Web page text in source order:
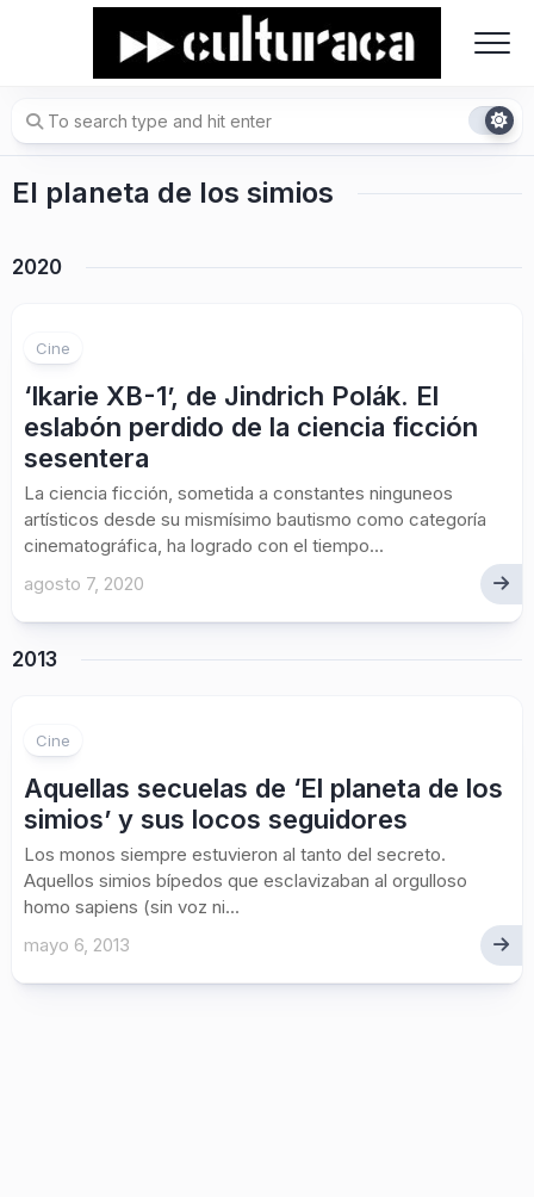
El planeta de los simios
2020
Cine
‘Ikarie XB-1’, de Jindrich Polák. El
eslabón perdido de la ciencia ficción
sesentera
La ciencia ficción, sometida a constantes ninguneos
artísticos desde su mismísimo bautismo como categoría
cinematográfica, ha logrado con el tiempo...
agosto 7, 2020
2013
Cine
Aquellas secuelas de ‘El planeta de los
simios’ y sus locos seguidores
Los monos siempre estuvieron al tanto del secreto.
Aquellos simios bípedos que esclavizaban al orgulloso
homo sapiens (sin voz ni...
mayo 6, 2013